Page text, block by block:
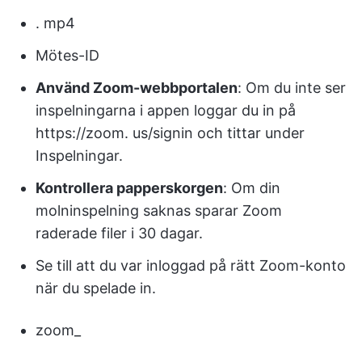
. mp4
Mötes-ID
Använd Zoom-webbportalen: Om du inte ser
inspelningarna i appen loggar du in på
https://zoom. us/signin och tittar under
Inspelningar.
Kontrollera papperskorgen: Om din
molninspelning saknas sparar Zoom
raderade filer i 30 dagar.
Se till att du var inloggad på rätt Zoom-konto
när du spelade in.
zoom_